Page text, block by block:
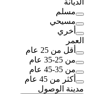
الديانة
مسلم
مسيحي
أخري
العمر
أقل من 25 عام
من 25-35 عام
من 35-45 عام
أكثر من 45 عام
مدينة الوصول